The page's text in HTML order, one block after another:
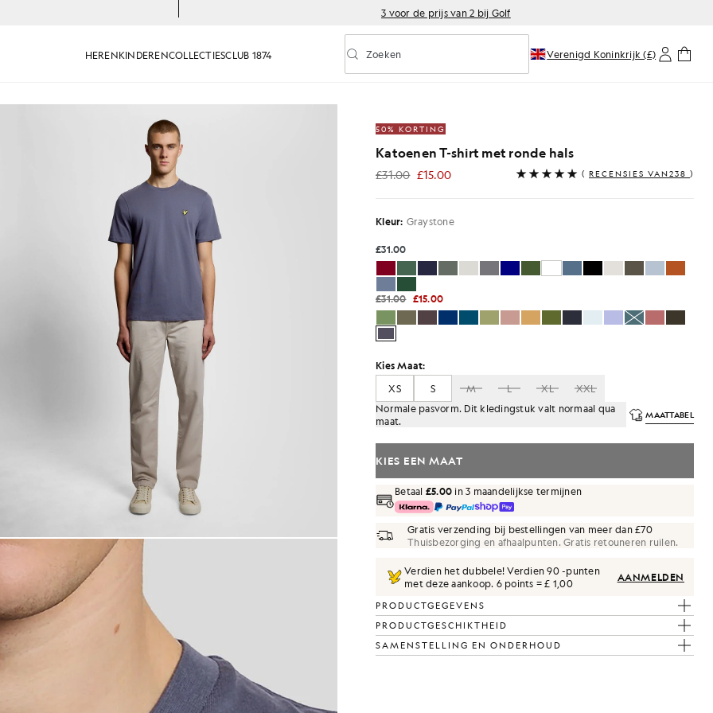
3 voor de prijs van 2 bij Golf
HERENKINDERENCOLLECTIESCLUB 1874 Voorspellend zoeken in- of uitschakelen
Zoeken Verenigd Koninkrijk (£)
draagt een grijs katoenen T-shirt met ronde hals
50% KORTING
Katoenen T-shirt met ronde hals
£31.00 £15.00
£15.00 ( RECENSIES VAN238 )
Kleur: Graystone
£31.00
£31.00 £15.00
Kies Maat:
XS
S M L XL
XXL
Normale pasvorm. Dit kledingstuk valt normaal qua
maat.
MAATTABEL
KIES EEN MAAT
Betaal £5.00 in 3 maandelijkse termijnen
Gratis verzending bij bestellingen van meer dan £70
Thuisbezorging en afhaalpunten. Gratis retouneren ruilen.
Verdien het dubbele! Verdien90-punten
met deze aankoop. 6 points = £ 1,00 AANMELDEN
PRODUCTGEGEVENS
PRODUCTGESCHIKTHEID
SAMENSTELLING EN ONDERHOUD